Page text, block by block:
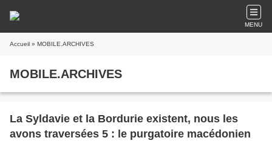
MENU
Accueil » MOBILE.ARCHIVES
MOBILE.ARCHIVES
La Syldavie et la Bordurie existent, nous les
avons traversées 5 : le purgatoire macédonien